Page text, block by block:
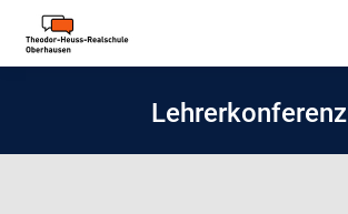
Lehrerkonferenz